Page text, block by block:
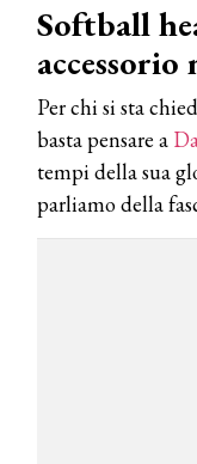
Softball
accessorio
Per chi si sta
basta pensare a
tempi della sua
parliamo della